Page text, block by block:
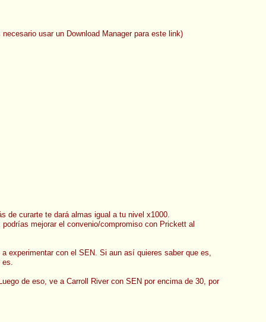
necesario usar un Download Manager para este link)
de curarte te dará almas igual a tu nivel x1000.
mejorar el convenio/compromiso con Prickett al
experimentar con el SEN. Si aun así quieres saber que es,
de eso, ve a Carroll River con SEN por encima de 30, por